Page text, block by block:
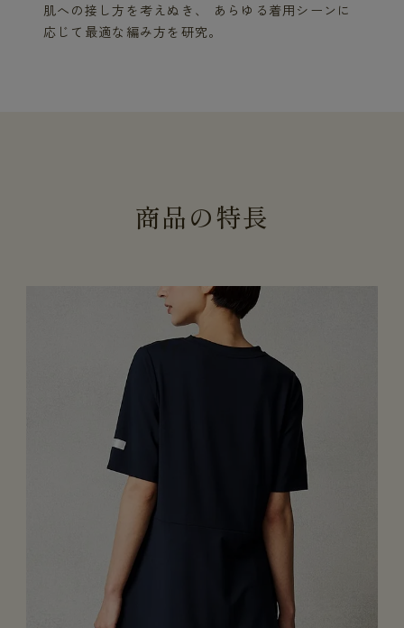
肌への接し方を考えぬき、 あらゆる着用シーンに
応じて最適な編み方を研究。
商品の特長